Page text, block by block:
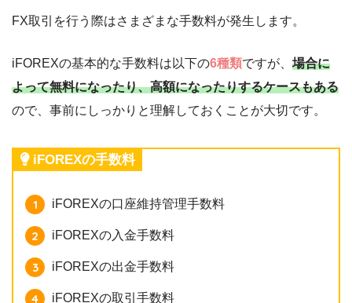
FX取引を行う際はさまざまな手数料が発生します。
iFOREXの基本的な手数料は以下の6種類ですが、 場合に
よって無料になったり、高額になったりするケースもある
ので、事前にしっかりと理解しておくことが大切です。
iFOREXの手数料
iFOREXの口座維持管理手数料
iFOREXの入金手数料
iFOREXの出金手数料
iFOREXの取引手数料